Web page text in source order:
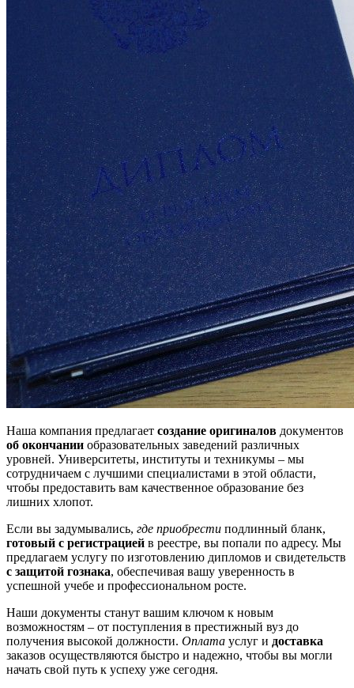
Наша компания предлагает создание оригиналов документов
об окончании образовательных заведений различных
уровней. Университеты, институты и техникумы – мы
сотрудничаем с лучшими специалистами в этой области,
чтобы предоставить вам качественное образование без
лишних хлопот.
Если вы задумывались, где приобрести подлинный бланк,
готовый с регистрацией в реестре, вы попали по адресу. Мы
предлагаем услугу по изготовлению дипломов и свидетельств
с защитой гознака, обеспечивая вашу уверенность в
успешной учебе и профессиональном росте.
Наши документы станут вашим ключом к новым
возможностям – от поступления в престижный вуз до
получения высокой должности. Оплата услуг и доставка
заказов осуществляются быстро и надежно, чтобы вы могли
начать свой путь к успеху уже сегодня.